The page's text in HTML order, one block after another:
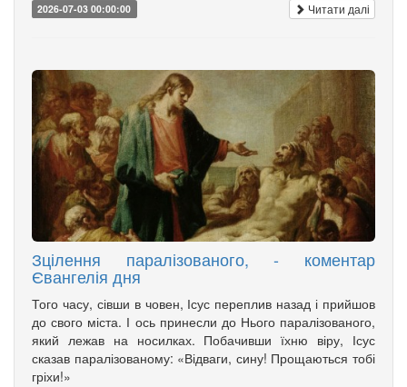
2026-07-03 00:00:00 Читати далі
Зцілення паралізованого, - коментар
Євангелія дня
Того часу, сівши в човен, Ісус переплив назад і прийшов
до свого міста. І ось принесли до Нього паралізованого,
який лежав на носилках. Побачивши їхню віру, Ісус
сказав паралізованому: «Відваги, сину! Прощаються тобі
гріхи!»